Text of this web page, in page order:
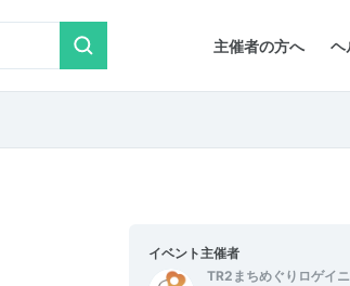
主催者の方へ ヘ
イベント主催者
TR2まちめぐりロゲイ